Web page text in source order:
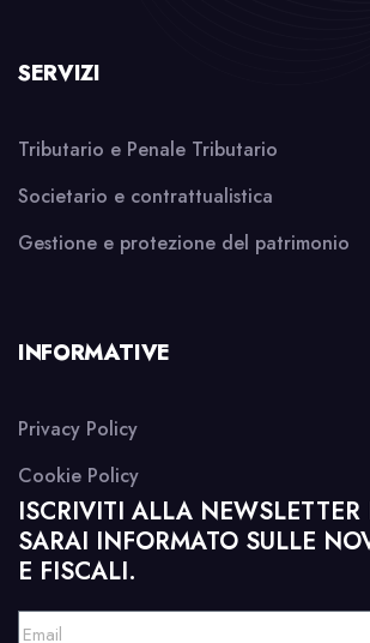
SERVIZI
Tributario e Penale Tributario
Societario e contrattualistica
Gestione e protezione del patrimonio
INFORMATIVE
Privacy Policy
Cookie Policy
ISCRIVITI ALLA NEWSLETTER
SARAI INFORMATO SULLE
E FISCALI.